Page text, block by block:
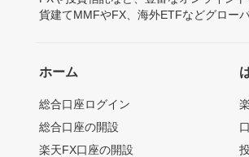
貨建てMMFやFX、海外ETFなどグロー
ホーム
総合口座ログイン
総合口座の開設
楽天FX口座の開設